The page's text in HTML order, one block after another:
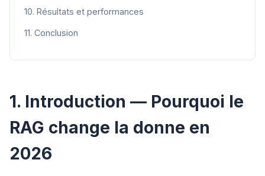
10. Résultats et performances
11. Conclusion
1. Introduction — Pourquoi le
RAG change la donne en
2026